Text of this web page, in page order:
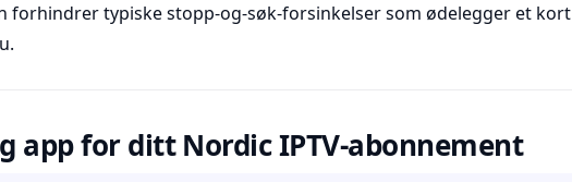
forhindrer typiske stopp-og-søk-forsinkelser som ødelegger et kort
app for ditt Nordic IPTV-abonnement